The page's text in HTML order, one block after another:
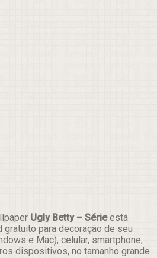
Ugly Betty – Sérieestá
para decoração de seu
e Mac), celular, smartphone,
dispositivos, no tamanho grande